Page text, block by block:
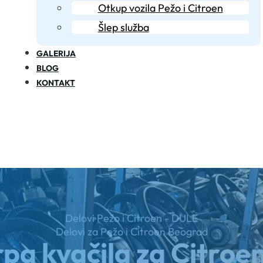
Otkup vozila Pežo i Citroen
Šlep služba
GALERIJA
BLOG
KONTAKT
kvačila za
Delovi Pežo i Citroen - DULE
Delovi za Pežo i Citroen Beograd